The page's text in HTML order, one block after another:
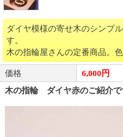
ダイヤ模様の寄せ木のシンプ
す。
木の指輪屋さんの定番商品。色
価格
6,000円
木の指輪 ダイヤ赤のご紹介で